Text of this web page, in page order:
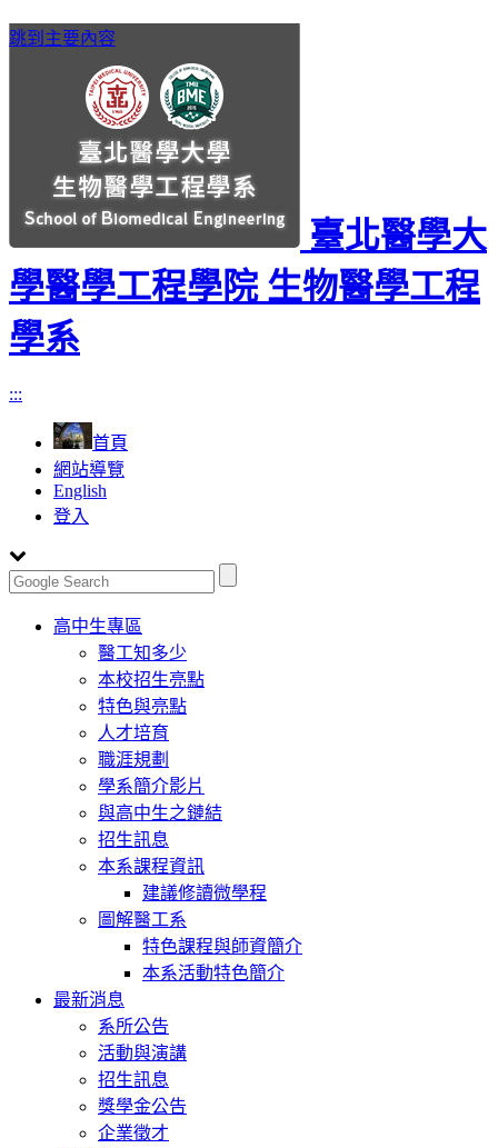
跳到主要內容
臺北醫學大
學醫學工程學院 生物醫學工程
學系
:::
首頁
網站導覽
English
登入
Toggle
navigation
高中生專區
醫工知多少
本校招生亮點
特色與亮點
人才培育
職涯規劃
學系簡介影片
與高中生之鏈結
招生訊息
本系課程資訊
建議修讀微學程
圖解醫工系
特色課程與師資簡介
本系活動特色簡介
最新消息
系所公告
活動與演講
招生訊息
獎學金公告
企業徵才